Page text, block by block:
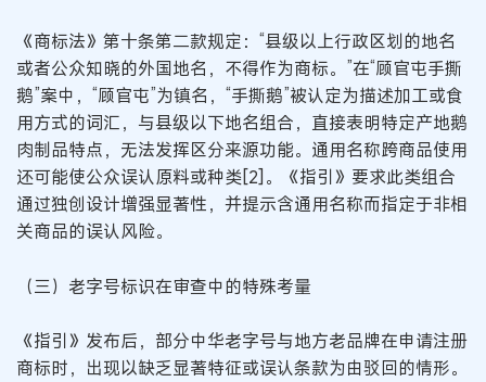
《商标法》第十条第二款规定：“县级以上行政区划的地名
或者公众知晓的外国地名，不得作为商标。”在“顾官屯手撕
鹅”案中，“顾官屯”为镇名，“手撕鹅”被认定为描述加工或食
用方式的词汇，与县级以下地名组合，直接表明特定产地鹅
肉制品特点，无法发挥区分来源功能。通用名称跨商品使用
还可能使公众误认原料或种类[2]。《指引》要求此类组合
通过独创设计增强显著性，并提示含通用名称而指定于非相
关商品的误认风险。
（三）老字号标识在审查中的特殊考量
《指引》发布后，部分中华老字号与地方老品牌在申请注册
商标时，出现以缺乏显著特征或误认条款为由驳回的情形。